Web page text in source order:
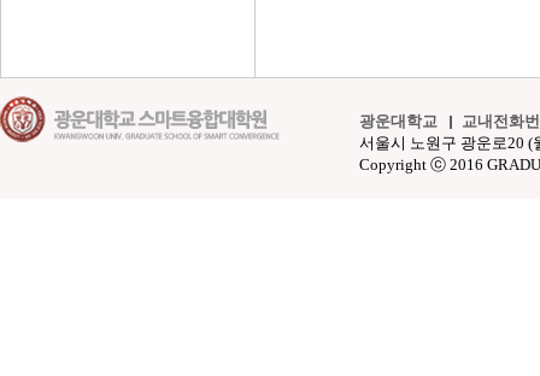
광운대학교
교내전화
서울시 노원구 광운로20 (
Copyright ⓒ 2016